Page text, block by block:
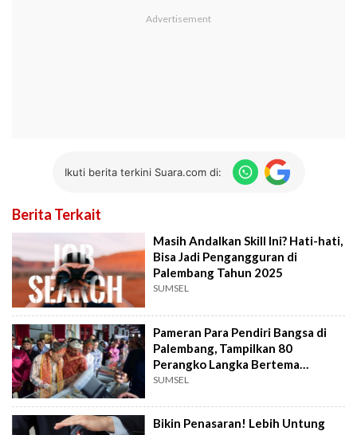
Ikuti berita terkini Suara.com di:
Berita Terkait
Masih Andalkan Skill Ini? Hati-hati,
Bisa Jadi Pengangguran di
Palembang Tahun 2025
SUMSEL
Pameran Para Pendiri Bangsa di
Palembang, Tampilkan 80
Perangko Langka Bertema
Kemerdekaan
SUMSEL
Bikin Penasaran! Lebih Untung